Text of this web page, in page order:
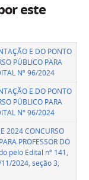
este
E DO PONTO
PÚBLICO PARA
Nº 96/2024
E DO PONTO
PÚBLICO PARA
Nº 96/2024
2024 CONCURSO
PROFESSOR DO
pelo Edital nº 141,
2024, seção 3,